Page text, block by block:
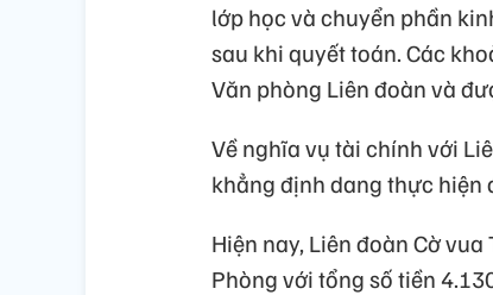
lớp học và chuyển phần
sau khi quyết toán. Các
Văn phòng Liên đoàn và
Về nghĩa vụ tài chính với
khẳng định dang thực hiện
Hiện nay, Liên đoàn Cờ
Phòng với tổng số tiền